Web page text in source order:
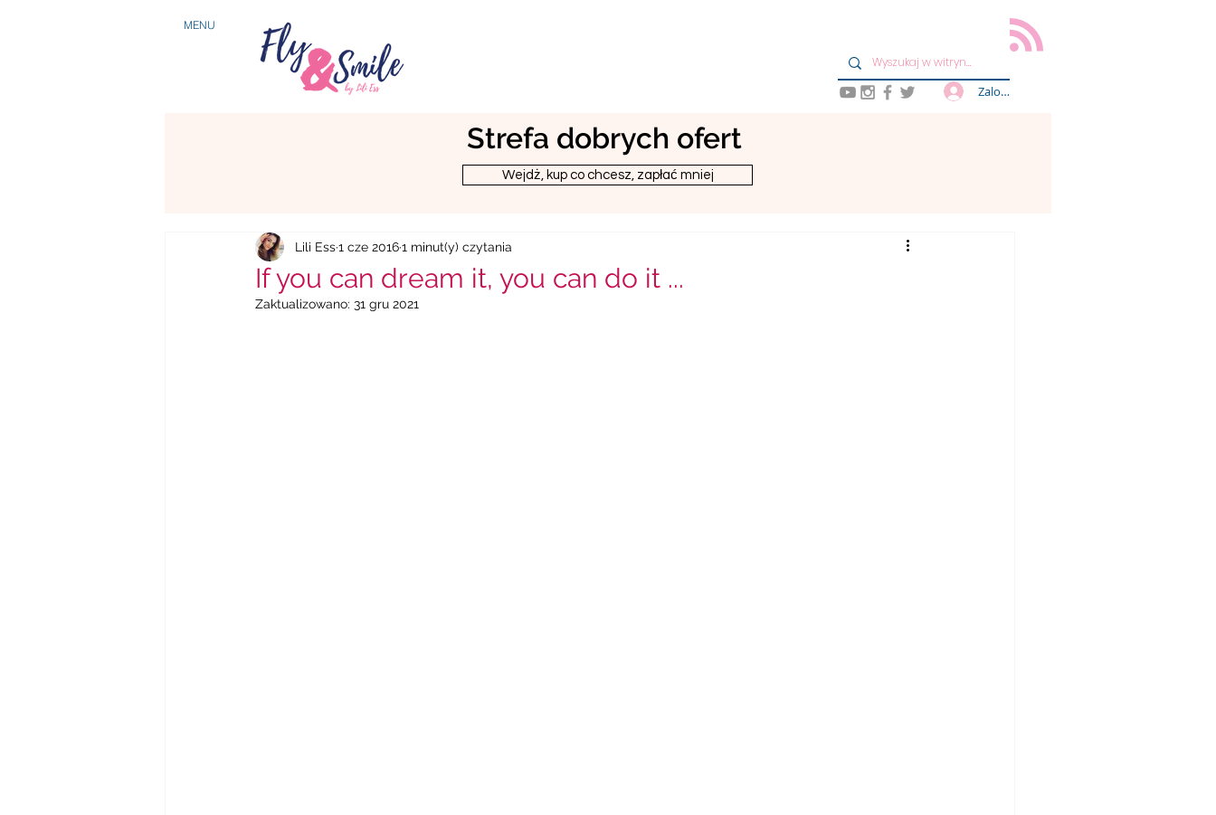
MENU
Zaloguj się
Strefa dobrych ofert
Wejdż, kup co chcesz, zapłać mniej
If you can dream it, you can do it ...
Lili Ess1 cze 20161 minut(y) czytania
Zaktualizowano: 31 gru 2021